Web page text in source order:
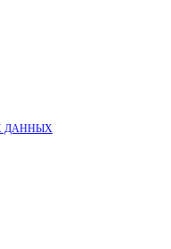
ДАННЫХ